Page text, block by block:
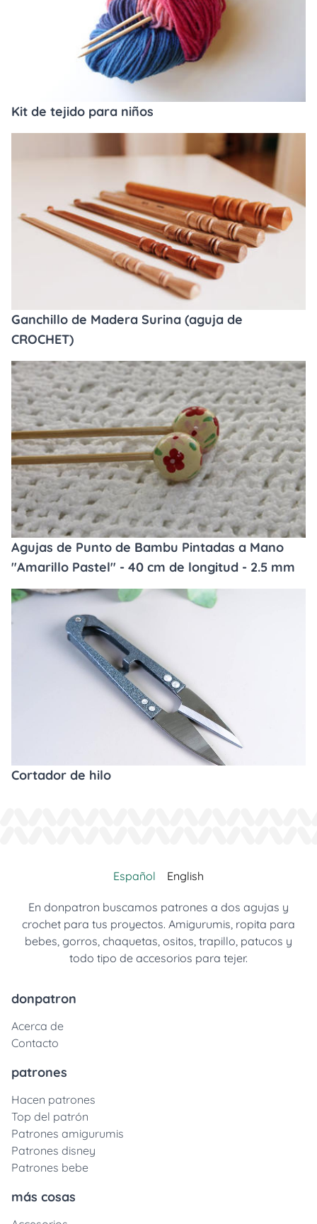
Kit de tejido para niños
Ganchillo de Madera Surina (aguja de
CROCHET)
Agujas de Punto de Bambu Pintadas a Mano
"Amarillo Pastel" - 40 cm de longitud - 2.5 mm
Cortador de hilo
Español English
En donpatron buscamos patrones a dos agujas y
crochet para tus proyectos. Amigurumis, ropita para
bebes, gorros, chaquetas, ositos, trapillo, patucos y
todo tipo de accesorios para tejer.
donpatron
Acerca de
Contacto
patrones
Hacen patrones
Top del patrón
Patrones amigurumis
Patrones disney
Patrones bebe
más cosas